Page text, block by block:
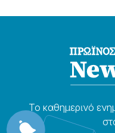
Το καθημερɩνό